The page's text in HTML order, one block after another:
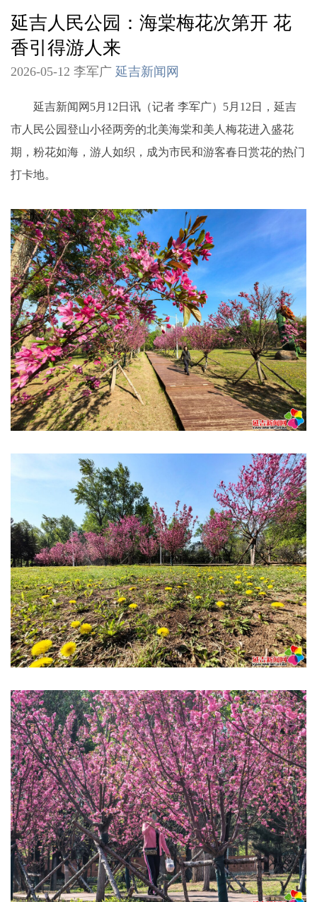
延吉人民公园：海棠梅花次第开 花
香引得游人来
2026-05-12 李军广 延吉新闻网
延吉新闻网5月12日讯（记者 李军广）5月12日，延吉
市人民公园登山小径两旁的北美海棠和美人梅花进入盛花
期，粉花如海，游人如织，成为市民和游客春日赏花的热门
打卡地。